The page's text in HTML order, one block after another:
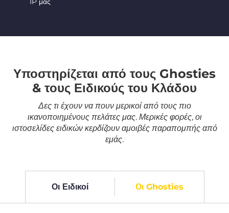
Υποστηρίζεται από τους Ghosties
& τους Ειδικούς του Κλάδου
Δες τι έχουν να πουν μερικοί από τους πιο
ικανοποιημένους πελάτες μας. Μερικές φορές, οι
ιστοσελίδες ειδικών κερδίζουν αμοιβές παραπομπής από
εμάς.
Οι Ειδικοί Οι Ghosties